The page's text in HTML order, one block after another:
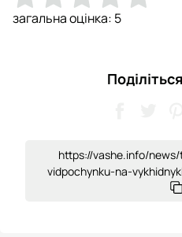
загальна оцінка: 5
https://vashe.info/
vidpochynku-na-